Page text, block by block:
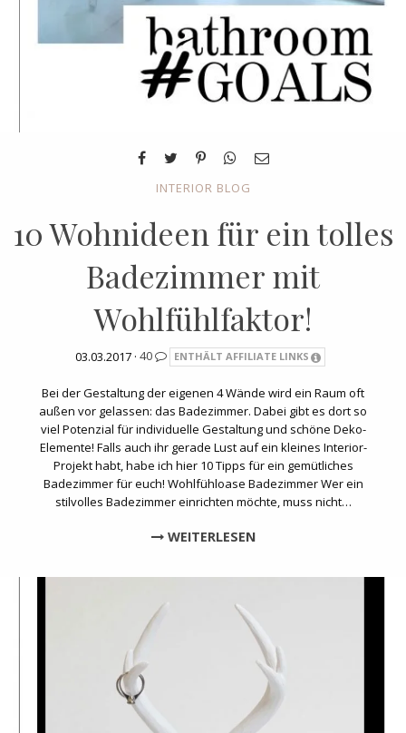
INTERIOR BLOG
10 Wohnideen für ein tolles
Badezimmer mit
Wohlfühlfaktor!
03.03.2017 · 40 ENTHÄLT AFFILIATE LINKS
Bei der Gestaltung der eigenen 4 Wände wird ein Raum oft
außen vor gelassen: das Badezimmer. Dabei gibt es dort so
viel Potenzial für individuelle Gestaltung und schöne Deko-
Elemente! Falls auch ihr gerade Lust auf ein kleines Interior-
Projekt habt, habe ich hier 10 Tipps für ein gemütliches
Badezimmer für euch! Wohlfühloase Badezimmer Wer ein
stilvolles Badezimmer einrichten möchte, muss nicht…
WEITERLESEN